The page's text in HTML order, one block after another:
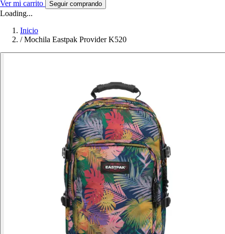
Ver mi carrito Seguir comprando
Loading...
Inicio
/ Mochila Eastpak Provider K520